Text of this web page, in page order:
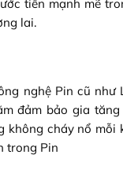
tiến mạnh mẽ
lai.
nghệ Pin cũ như
đảm bảo gia tăng
không cháy nổ mỗi
trong Pin